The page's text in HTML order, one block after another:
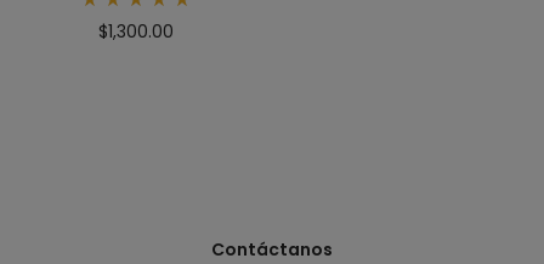
5.00
$1,300.00
Contáctanos